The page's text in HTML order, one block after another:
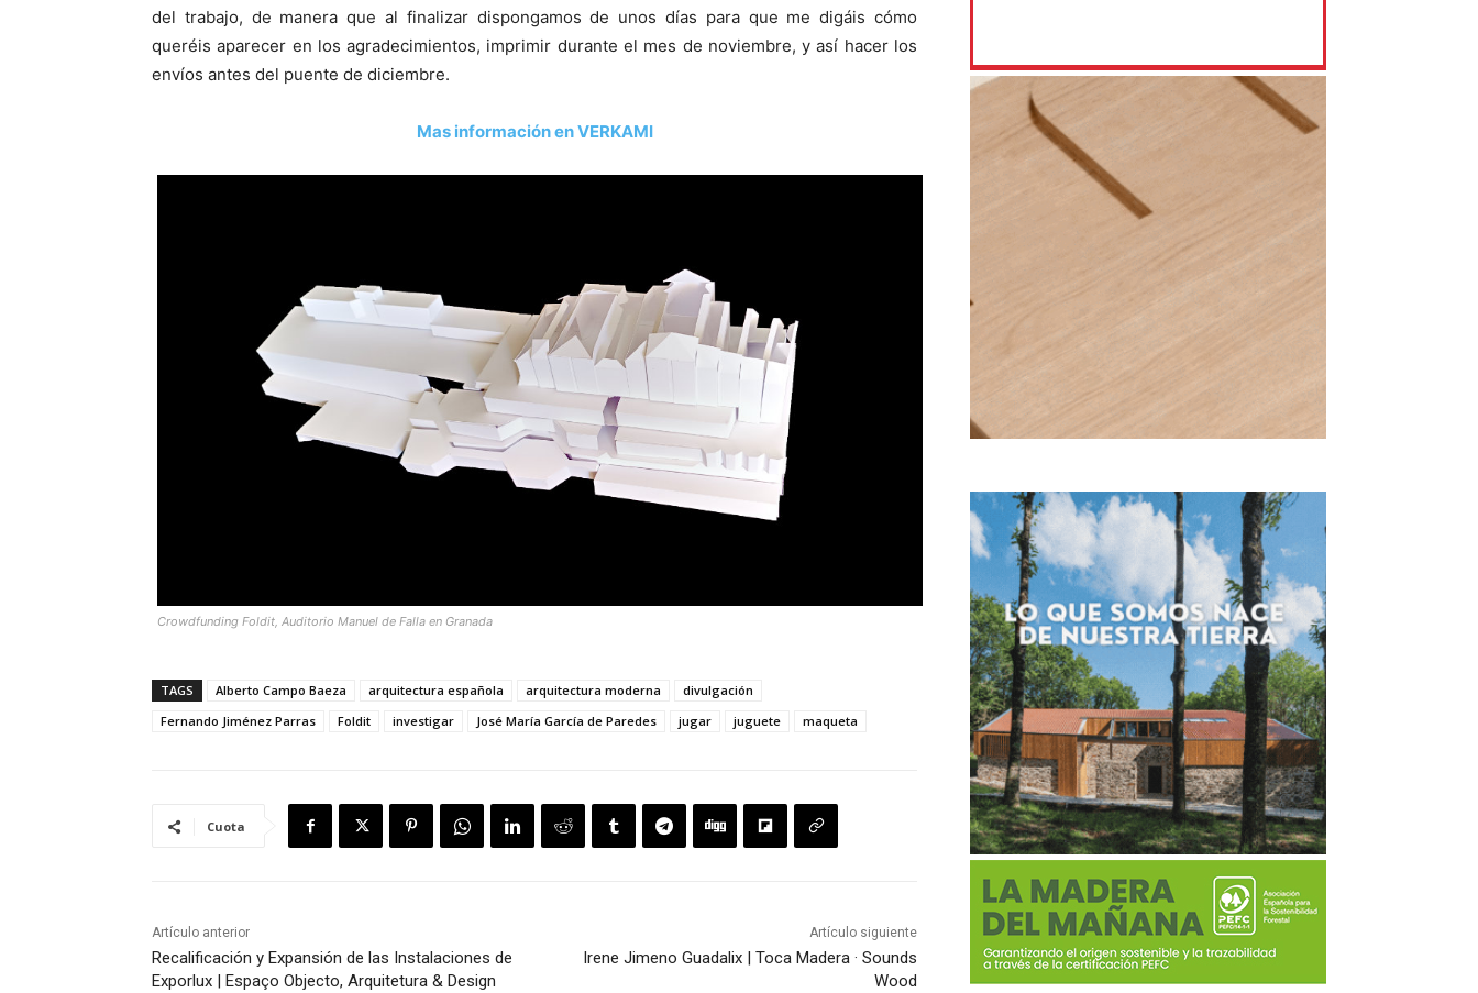
del trabajo, de manera que al finalizar dispongamos de unos días para que me digáis cómo
queréis aparecer en los agradecimientos, imprimir durante el mes de noviembre, y así hacer los
envíos antes del puente de diciembre.
Mas información en VERKAMI
Crowdfunding Foldit, Auditorio Manuel de Falla en Granada
TAGS Alberto Campo Baeza arquitectura española arquitectura moderna
divulgación
Fernando Jiménez Parras
Foldit investigar José María García de Paredes jugar juguete maqueta
Cuota
Artículo anterior
Recalificación y Expansión de las Instalaciones de
Exporlux | Espaço Objecto, Arquitetura & Design
Artículo siguiente
Irene Jimeno Guadalix | Toca Madera · Sounds
Wood